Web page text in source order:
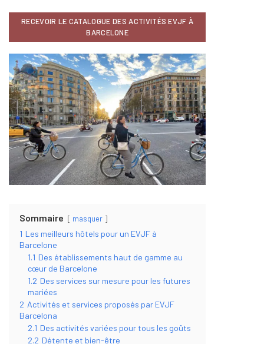
RECEVOIR LE CATALOGUE DES ACTIVITÉS EVJF À
BARCELONE
Sommaire masquer
1 Les meilleurs hôtels pour un EVJF à
Barcelone
1.1 Des établissements haut de gamme au
cœur de Barcelone
1.2 Des services sur mesure pour les futures
mariées
2 Activités et services proposés par EVJF
Barcelona
2.1 Des activités variées pour tous les goûts
2.2 Détente et bien-être